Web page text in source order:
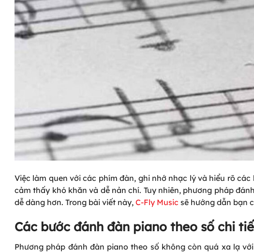
Việc làm quen với các phím đàn, ghi nhớ nhạc lý và hiểu rõ
cảm thấy khó khăn và dễ nản chí. Tuy nhiên, phương pháp
dễ dàng hơn. Trong bài viết này, C-Fly Music sẽ hướng dẫn bạn
Các bước đánh đàn piano theo số chi
Phương pháp đánh đàn piano theo số không còn quá xa lạ